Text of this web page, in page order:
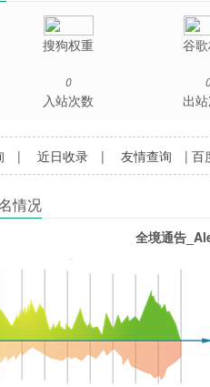
搜狗权重 谷
0
入站次数 出
|近日收录 |友情查询 |百
情况
全境通告